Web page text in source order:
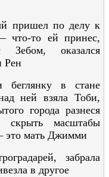
пришел по делу к
—что-то ей принес,
Зебом, оказался
Рен
в стане
ней взяла Тоби,
города разнеся
скрыть масштабы
это мать Джимми
забрала
в другое